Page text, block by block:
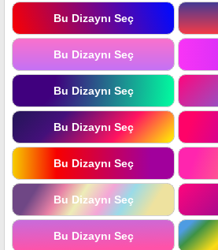
Bu Dizaynı Seç
Bu Dizaynı Seç
Bu Dizaynı Seç
Bu Dizaynı Seç
Bu Dizaynı Seç
Bu Dizaynı Seç
Bu Dizaynı Seç